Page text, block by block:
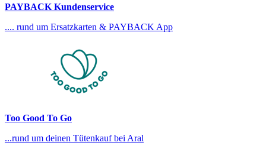
PAYBACK Kundenservice
.... rund um Ersatzkarten & PAYBACK App
Too Good To Go
...rund um deinen Tütenkauf bei Aral